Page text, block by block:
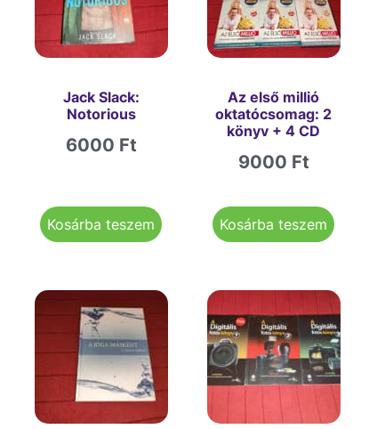
Jack Slack:
Notorious
6000 Ft
Kosárba teszem
Az első millió
oktatócsomag: 2
könyv + 4 CD
9000 Ft
Kosárba teszem